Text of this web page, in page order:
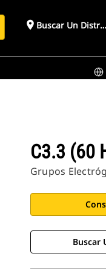
place Buscar Un
C3.3 (60
Grupos
Buscar